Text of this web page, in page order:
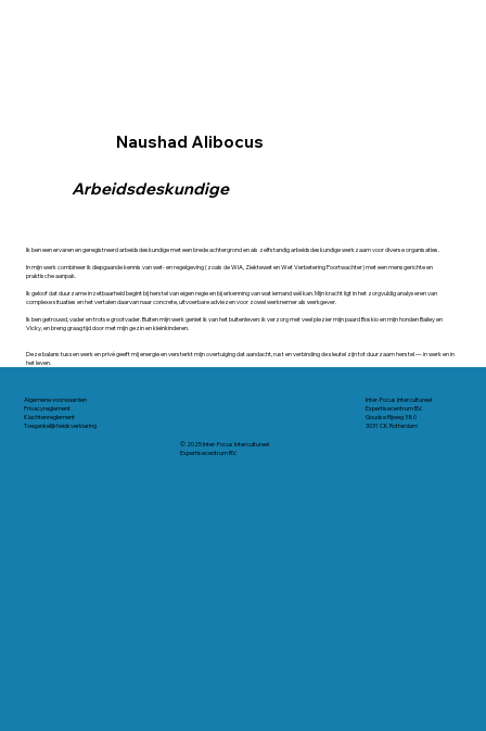
Naushad Alibocus
Arbeidsdeskundige
Ik ben een ervaren en geregistreerd arbeidsdeskundige met een brede achtergrond en als zelfstandig arbeidsdeskundige werkzaam voor diverse organisaties.
In mijn werk combineer ik diepgaande kennis van wet- en regelgeving (zoals de WIA, Ziektewet en Wet Verbetering Poortwachter) met een mensgerichte en
praktische aanpak.
Ik geloof dat duurzame inzetbaarheid begint bij herstel van eigen regie en bij erkenning van wat iemand wél kan. Mijn kracht ligt in het zorgvuldig analyseren van
complexe situaties en het vertalen daarvan naar concrete, uitvoerbare adviezen voor zowel werknemer als werkgever.
Ik ben getrouwd, vader en trotse grootvader. Buiten mijn werk geniet ik van het buitenleven: ik verzorg met veel plezier mijn paard Boskio en mijn honden Bailey en
Vicky, en breng graag tijd door met mijn gezin en kleinkinderen.
Deze balans tussen werk en privé geeft mij energie en versterkt mijn overtuiging dat aandacht, rust en verbinding de sleutel zijn tot duurzaam herstel — in werk en in
het leven.
Algemene voorwaarden
Privacyreglement
Klachtenreglement
Toegankelijkheidsverklaring
© 2025 Inter-Focus Intercultureel
Expertisecentrum B.V.
Inter-Focus Intercultureel
Expertisecentrum B.V.
Goudse Rijweg 380
3031 CK Rotterdam